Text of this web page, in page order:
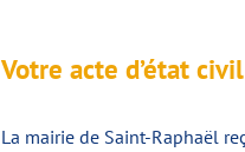
Votre acte d’état
La mairie de Saint-Raphaël